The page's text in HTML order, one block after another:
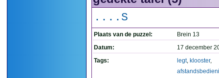
....S
Plaats van de puzzel:
Brein 13
Datum:
17 december
Tags:
legt, klooster,